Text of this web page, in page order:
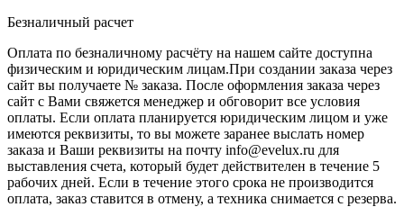
Безналичный расчет
Оплата по безналичному расчёту на нашем сайте доступна
физическим и юридическим лицам.При создании заказа через
сайт вы получаете № заказа. После оформления заказа через
сайт с Вами свяжется менеджер и обговорит все условия
оплаты. Если оплата планируется юридическим лицом и уже
имеются реквизиты, то вы можете заранее выслать номер
заказа и Ваши реквизиты на почту info@evelux.ru для
выставления счета, который будет действителен в течение 5
рабочих дней. Если в течение этого срока не производится
оплата, заказ ставится в отмену, а техника снимается с резерва.